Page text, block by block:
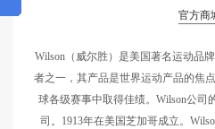
官方商
Wilson（威尔胜）是美国著名运动品
者之一，其产品是世界运动产品的焦
球各级赛事中取得佳绩。Wilson公司
司。1913年在美国芝加哥成立。